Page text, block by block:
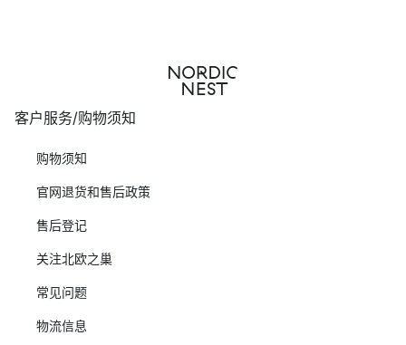
客户服务/购物须知
购物须知
官网退货和售后政策
售后登记
关注北欧之巢
常见问题
物流信息